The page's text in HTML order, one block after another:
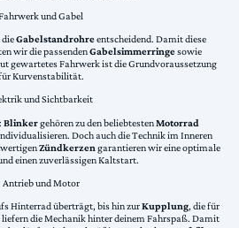
und Gabel
Gabelstandrohreentscheidend. Damit diese
wir die passendenGabelsimmerringesowie
gewartetes Fahrwerk ist die Grundvoraussetzung
Kurvenstabilität.
und Sichtbarkeit
Blinkergehören zu den beliebtestenMotorrad
Doch auch die Technik im Inneren
Zündkerzen garantieren wir eine optimale
einen zuverlässigen Kaltstart.
Antrieb und Motor
Hinterrad überträgt, bis hin zurKupplung, die für
die Mechanik hinter deinem Fahrspaß. Damit